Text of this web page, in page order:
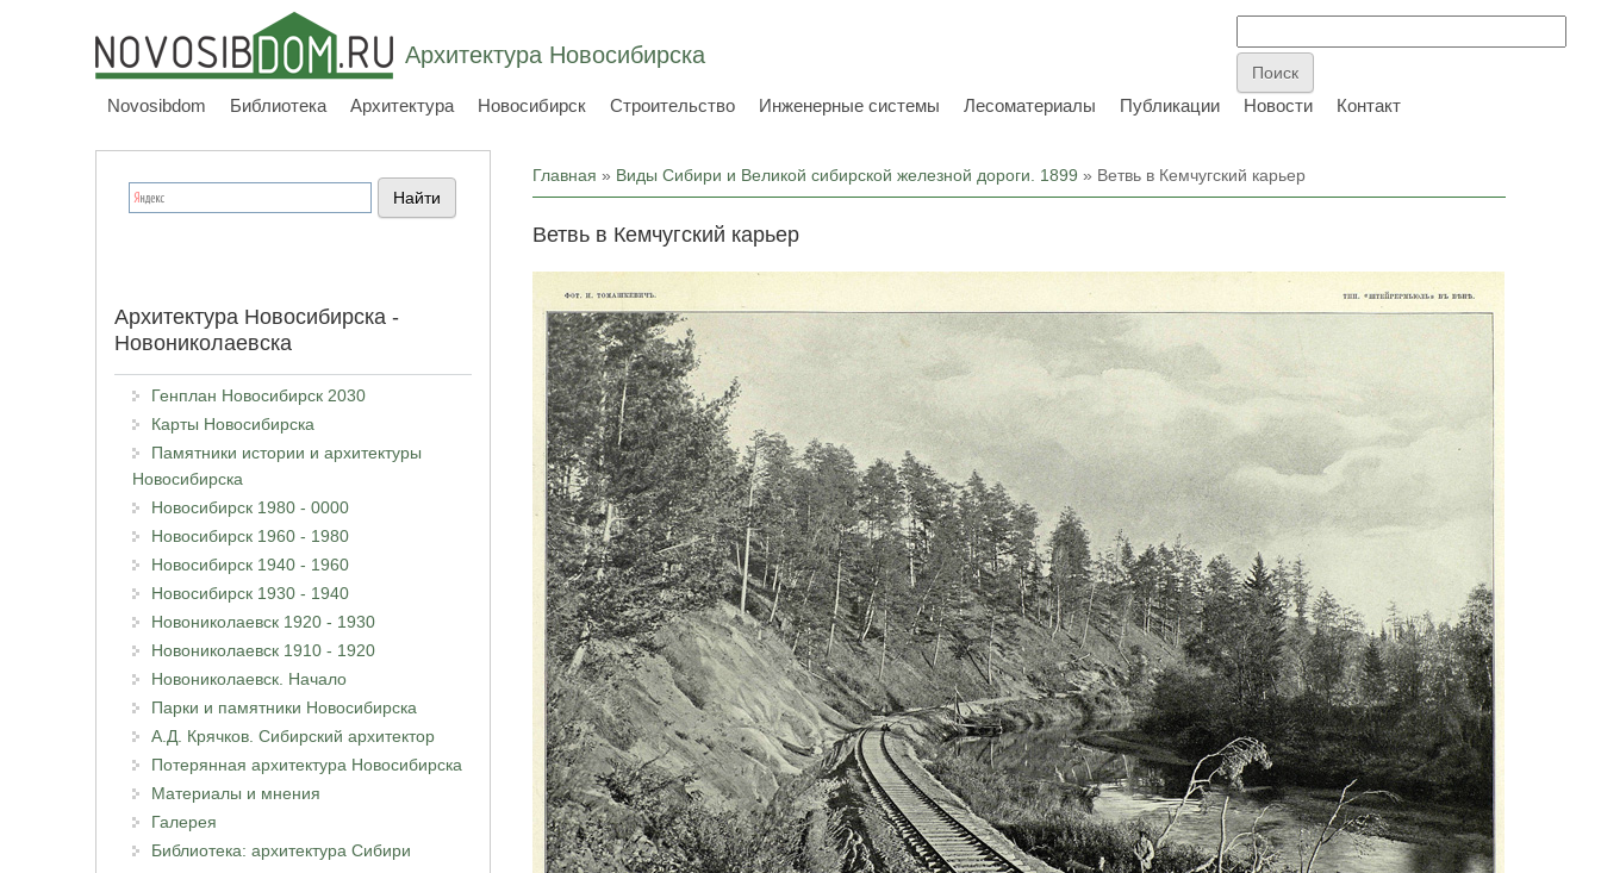
Архитектура Новосибирска
Novosibdom Библиотека Архитектура Новосибирск Строительство Инженерные системы Лесоматериалы Публикации Новости Контакт
Вы здесь
Главная » Виды Сибири и Великой сибирской железной дороги. 1899 » Ветвь в Кемчугский карьер
Ветвь в Кемчугский карьер
Архитектура Новосибирска -
Новониколаевска
Генплан Новосибирск 2030
Карты Новосибирска
Памятники истории и архитектуры
Новосибирска
Новосибирск 1980 - 0000
Новосибирск 1960 - 1980
Новосибирск 1940 - 1960
Новосибирск 1930 - 1940
Новониколаевск 1920 - 1930
Новониколаевск 1910 - 1920
Новониколаевск. Начало
Парки и памятники Новосибирска
А.Д. Крячков. Сибирский архитектор
Потерянная архитектура Новосибирска
Материалы и мнения
Галерея
Библиотека: архитектура Сибири